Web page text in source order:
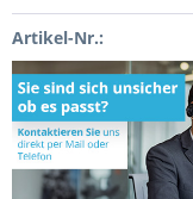
Artikel-Nr.: